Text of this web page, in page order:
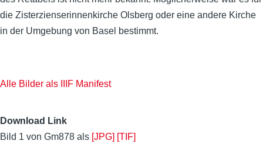
die Zisterzienserinnenkirche Olsberg oder eine andere Kirche
in der Umgebung von Basel bestimmt.
Alle Bilder als IIIF Manifest
Download Link
Bild 1 von Gm878 als [JPG] [TIF]